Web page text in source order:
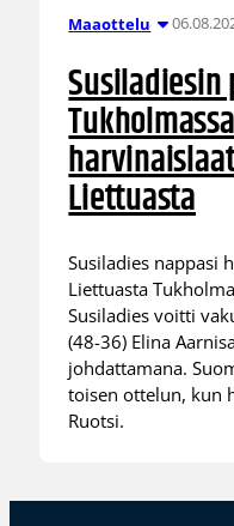
Maaottelu
Liettuasta
Susiladies nappasi
Liettuasta
Susiladies voitti
(48-36) Elina
johdattamana.
toisen ottelun, kun
Ruotsi.